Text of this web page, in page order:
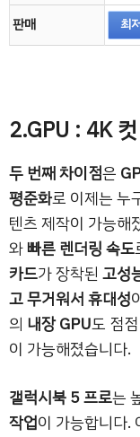
판매
최
2.GPU : 4K
두 번째 차이점은
평준화로 이제는 누
텐츠 제작이 가능해
와빠른 렌더링 속도
카드가 장착된 고성
고 무거워서 휴대성
의 내장 GPU도 점
이 가능해졌습니다.
갤럭시북 5 프로는
작업이 가능합니다.